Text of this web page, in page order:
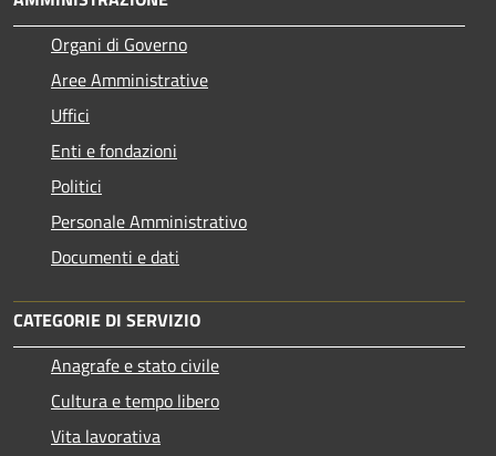
Organi di Governo
Aree Amministrative
Uffici
Enti e fondazioni
Politici
Personale Amministrativo
Documenti e dati
CATEGORIE DI SERVIZIO
Anagrafe e stato civile
Cultura e tempo libero
Vita lavorativa